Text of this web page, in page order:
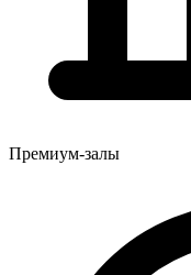
Премиум-залы